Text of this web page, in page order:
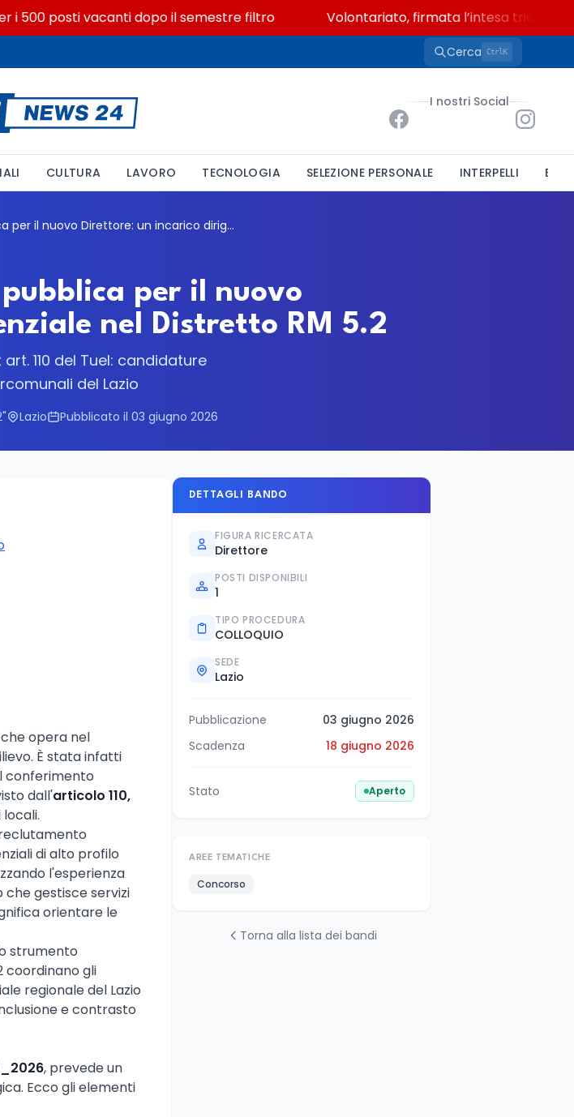
posti vacanti dopo il semestre filtro Volontariato, firmata l’intesa triennale tra
Cerca CtrlK
I nostri Social
CULTURA LAVORO TECNOLOGIA SELEZIONE PERSONALE INTERPELLI
Consorzio Pagus, selezione pubblica per il nuovo Direttore: un incarico dirigenziale nel Distretto RM 5.2
pubblica per il nuovo
nel Distretto RM 5.2
110 del Tuel: candidature
del Lazio
Lazio Pubblicato il 03 giugno 2026
opera nel
È stata infatti
conferimento
dall'articolo 110,
di alto profilo
l'esperienza
che gestisce servizi
orientare le
strumento
coordinano gli
regionale del Lazio
e contrasto
, prevede un
Ecco gli elementi
DETTAGLI BANDO
FIGURA RICERCATA
Direttore
POSTI DISPONIBILI
1
TIPO PROCEDURA
COLLOQUIO
SEDE
Lazio
Pubblicazione
03 giugno 2026
Scadenza
18 giugno 2026
Stato Aperto
AREE TEMATICHE
Concorso
Torna alla lista dei bandi